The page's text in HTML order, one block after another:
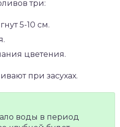
три:
5-10 см.
цветения.
при засухах.
воды в период